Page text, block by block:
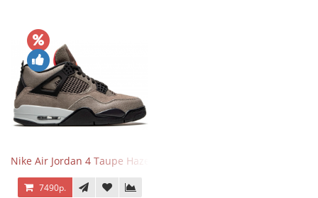
Nike Air Jordan 4 Taupe Haze
7490р.